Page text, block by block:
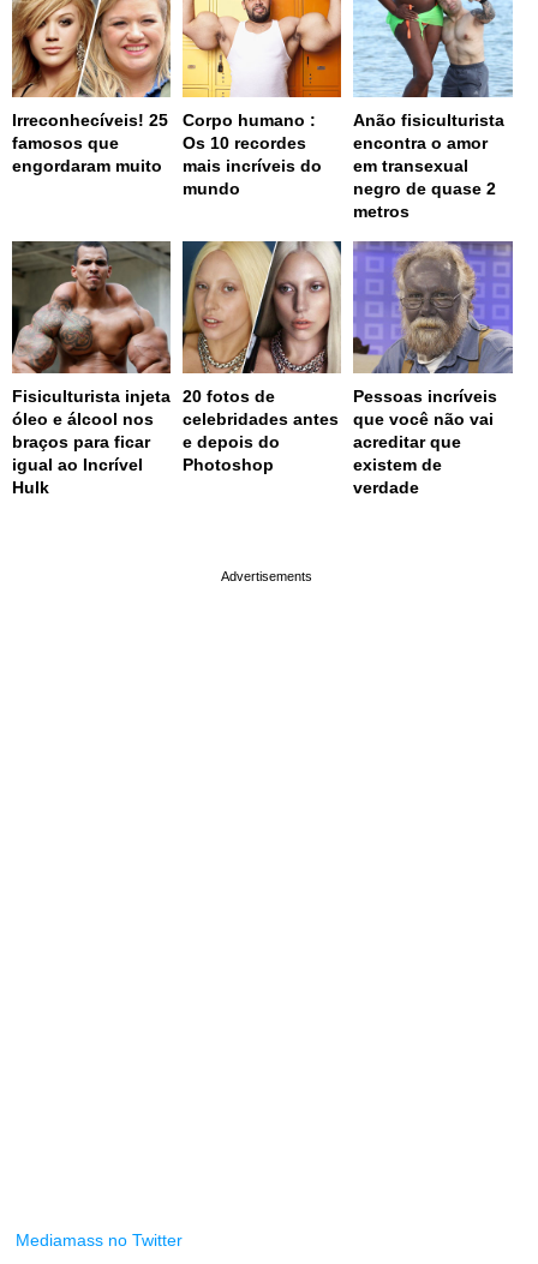
Irreconhecíveis! 25
famosos que
engordaram muito
Corpo humano :
Os 10 recordes
mais incríveis do
mundo
Anão fisiculturista
encontra o amor
em transexual
negro de quase 2
metros
Fisiculturista injeta
óleo e álcool nos
braços para ficar
igual ao Incrível
Hulk
20 fotos de
celebridades antes
e depois do
Photoshop
Pessoas incríveis
que você não vai
acreditar que
existem de
verdade
Mediamass no Twitter